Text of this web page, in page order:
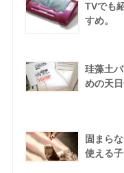
TVでも
すめ。
珪藻土
めの天
固まら
使える